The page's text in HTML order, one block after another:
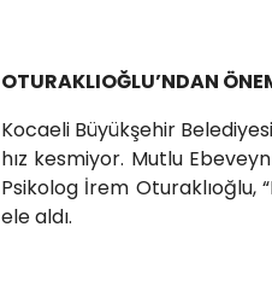
OTURAKLIOĞLU’NDAN
Kocaeli Büyükşehir
hız kesmiyor. Mutlu
Psikolog İrem Oturaklıoğlu,
ele aldı.